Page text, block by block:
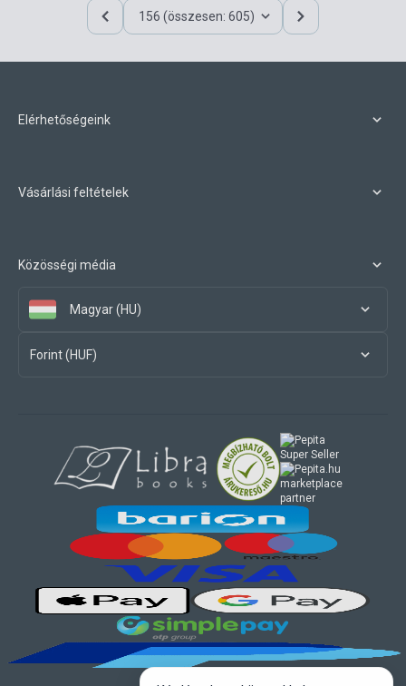
156 (összesen: 605)
Elérhetőségeink
Vásárlási feltételek
Közösségi média
Magyar (HU)
Forint (HUF)
marketplace
partner